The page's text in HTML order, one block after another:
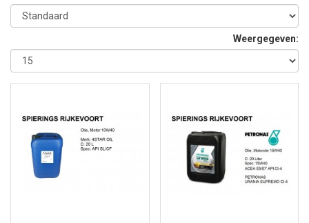
Weergegeven: